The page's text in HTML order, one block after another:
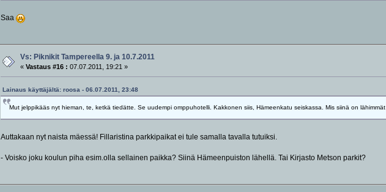
Saa
Vs: Piknikit Tampereella 9. ja 10.7.2011
«Vastaus #16 : 07.07.2011, 19:21 »
Lainaus käyttäjältä: roosa - 06.07.2011, 23:48
Mut jelppikääs nyt hieman, te, ketkä tiedätte. Se uudempi omppuhotelli. Kakkonen siis, Hämeenkatu seiskassa. Mis siinä on lähimmät
Auttakaan nyt naista mäessä! Fillaristina parkkipaikat ei tule samalla tavalla tutuiksi.
- Voisko joku koulun piha esim.olla sellainen paikka? Siinä Hämeenpuiston lähellä. Tai Kirjasto Metson parkit?